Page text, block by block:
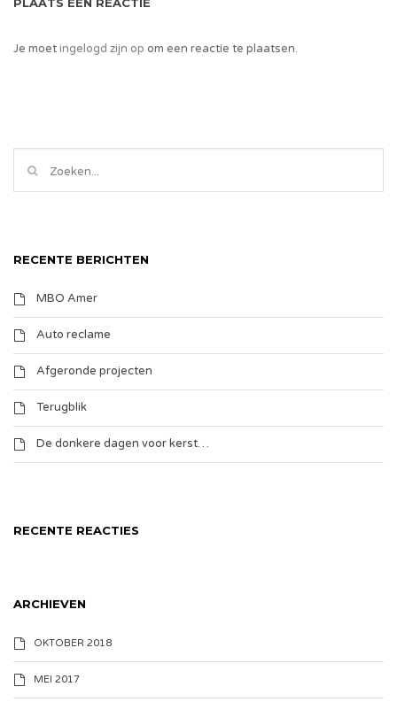
Je moetingelogd zijn op om een reactie te plaatsen.
RECENTE BERICHTEN
MBO Amer
Auto reclame
Afgeronde projecten
Terugblik
De donkere dagen voor kerst…
RECENTE REACTIES
ARCHIEVEN
OKTOBER 2018
MEI 2017